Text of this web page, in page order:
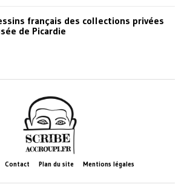
français des collections privées
de Picardie
Contact Plan du site Mentions légales